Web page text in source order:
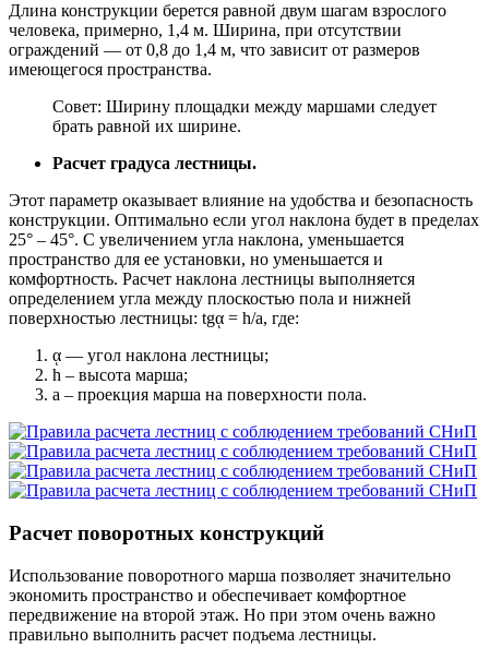
Длина конструкции берется равной двум шагам взрослого
человека, примерно, 1,4 м. Ширина, при отсутствии
ограждений — от 0,8 до 1,4 м, что зависит от размеров
имеющегося пространства.
Совет: Ширину площадки между маршами следует
брать равной их ширине.
Расчет градуса лестницы.
Этот параметр оказывает влияние на удобства и безопасность
конструкции. Оптимально если угол наклона будет в пределах
25° – 45°. С увеличением угла наклона, уменьшается
пространство для ее установки, но уменьшается и
комфортность. Расчет наклона лестницы выполняется
определением угла между плоскостью пола и нижней
поверхностью лестницы: tgᾳ = h/a, где:
ᾳ — угол наклона лестницы;
h – высота марша;
а – проекция марша на поверхности пола.
Расчет поворотных конструкций
Использование поворотного марша позволяет значительно
экономить пространство и обеспечивает комфортное
передвижение на второй этаж. Но при этом очень важно
правильно выполнить расчет подъема лестницы.